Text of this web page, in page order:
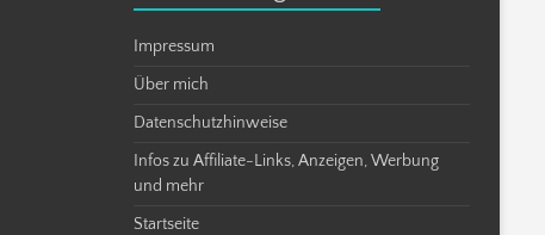
Impressum
Über mich
Datenschutzhinweise
Infos zu Affiliate-Links, Anzeigen, Werbung
und mehr
Startseite